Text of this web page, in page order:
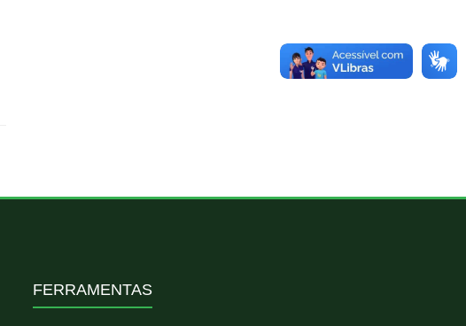
FERRAMENTAS